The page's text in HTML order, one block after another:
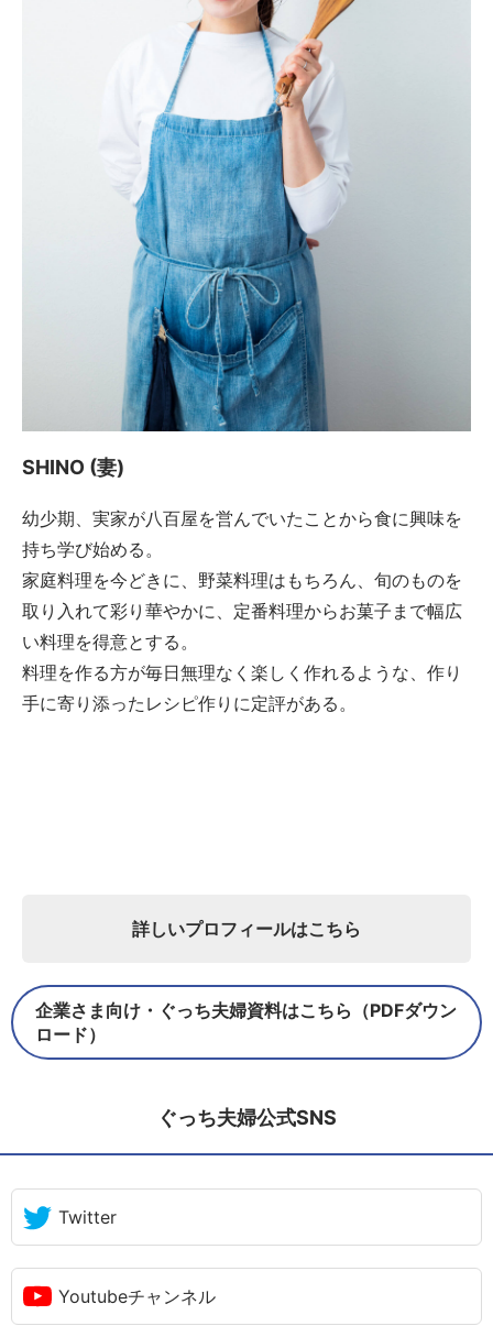
SHINO (妻)
幼少期、実家が八百屋を営んでいたことから食に興味を
持ち学び始める。
家庭料理を今どきに、野菜料理はもちろん、旬のものを
取り入れて彩り華やかに、定番料理からお菓子まで幅広
い料理を得意とする。
料理を作る方が毎日無理なく楽しく作れるような、作り
手に寄り添ったレシピ作りに定評がある。
詳しいプロフィールはこちら
企業さま向け・ぐっち夫婦資料はこちら（PDFダウン
ロード）
ぐっち夫婦公式SNS
Twitter
Youtubeチャンネル